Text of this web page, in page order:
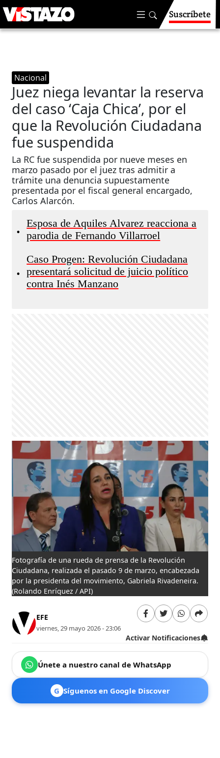
Suscríbete
Nacional
Juez niega levantar la reserva
del caso ‘Caja Chica’, por el
que la Revolución Ciudadana
fue suspendida
La RC fue suspendida por nueve meses en
marzo pasado por el juez tras admitir a
trámite una denuncia supuestamente
presentada por el fiscal general encargado,
Carlos Alarcón.
•
Esposa de Aquiles Alvarez reacciona a
parodia de Fernando Villarroel
•
Caso Progen: Revolución Ciudadana
presentará solicitud de juicio político
contra Inés Manzano
Fotografía de una rueda de prensa de la Revolución
Ciudadana, realizada el pasado 9 de marzo, encabezada
por la presidenta del movimiento, Gabriela Rivadeneira.
(Rolando Enríquez / API)
EFE
viernes, 29 mayo 2026 - 23:06
Activar Notificaciones
Únete a nuestro canal de WhatsApp
G Síguenos en Google Discover